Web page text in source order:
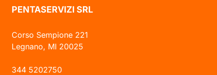
PENTASERVIZI SRL
Corso Sempione 221
Legnano, MI 20025
344 5202750